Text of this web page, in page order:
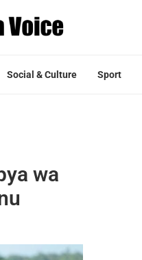
Social & Culture Sport
wa